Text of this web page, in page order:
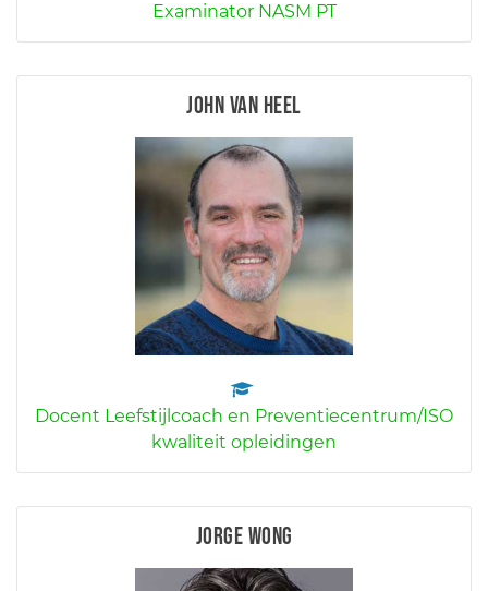
Examinator NASM PT
John van Heel
Docent Leefstijlcoach en Preventiecentrum/ISO
kwaliteit opleidingen
Jorge Wong